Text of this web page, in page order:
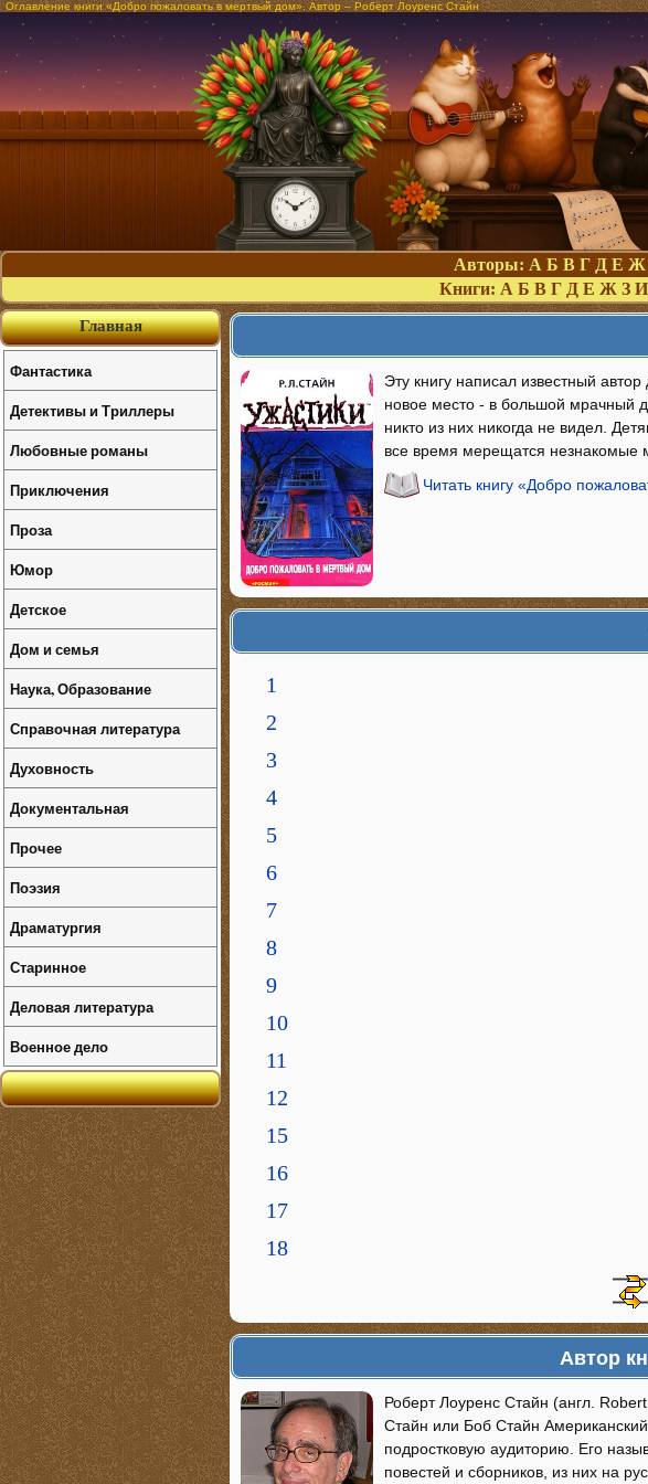
Оглавление книги «Добро пожаловать в мертвый дом». Автор – Роберт Лоуренс Стайн
Авторы: А Б В Г Д Е Ж
Книги: А Б В Г Д Е Ж З И
Эту книгу написал известный
новое место - в большой мрачный
никто из них никогда не видел.
все время мерещатся незнакомые
Читать книгу «Добро
1
2
3
4
5
6
7
8
9
10
11
12
15
16
17
18
Автор
Роберт Лоуренс Стайн (англ.
Стайн или Боб Стайн
подростковую аудиторию. Его
повестей и сборников, из них на
Главная
Фантастика
Детективы и Триллеры
Любовные романы
Приключения
Проза
Юмор
Детское
Дом и семья
Наука, Образование
Справочная литература
Духовность
Документальная
Прочее
Поэзия
Драматургия
Старинное
Деловая литература
Военное дело